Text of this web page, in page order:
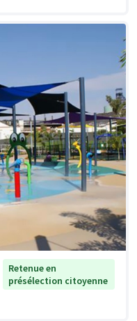
Retenue en
présélection citoyenne